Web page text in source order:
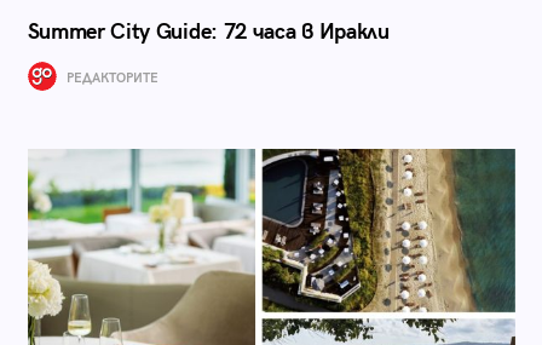
Summer City Guide: 72 часа в Иракли
РЕДАКТОРИТЕ